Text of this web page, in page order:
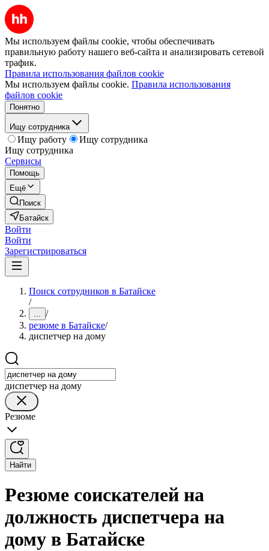
Мы используем файлы cookie, чтобы обеспечивать
правильную работу нашего веб-сайта и анализировать сетевой
трафик.
Правила использования файлов cookie
Мы используем файлы cookie. Правила использования
файлов cookie
Понятно
Ищу сотрудника
Ищу работу
Ищу сотрудника
Ищу сотрудника
Сервисы
Помощь
Ещё
Поиск
Батайск
Войти
Войти
Зарегистрироваться
Поиск сотрудников в Батайске
/
... /
резюме в Батайске/
диспетчер на дому
диспетчер на дому
Резюме
Найти
Резюме соискателей на
должность диспетчера на
дому в Батайске